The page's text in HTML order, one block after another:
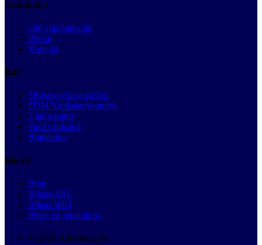
Autobutler
Om autobutler.dk
Presse
Kontakt
Info
*Priser og besparelser
FDM Værkstedskontrol
3 års garanti
Find værksted
Bilmærker
Bilråd
Blog
Bilens ABC
Bilens Wiki
Priser på reparation
© 2026 Autobutler.dk